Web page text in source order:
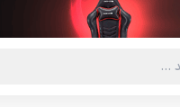
ویژه